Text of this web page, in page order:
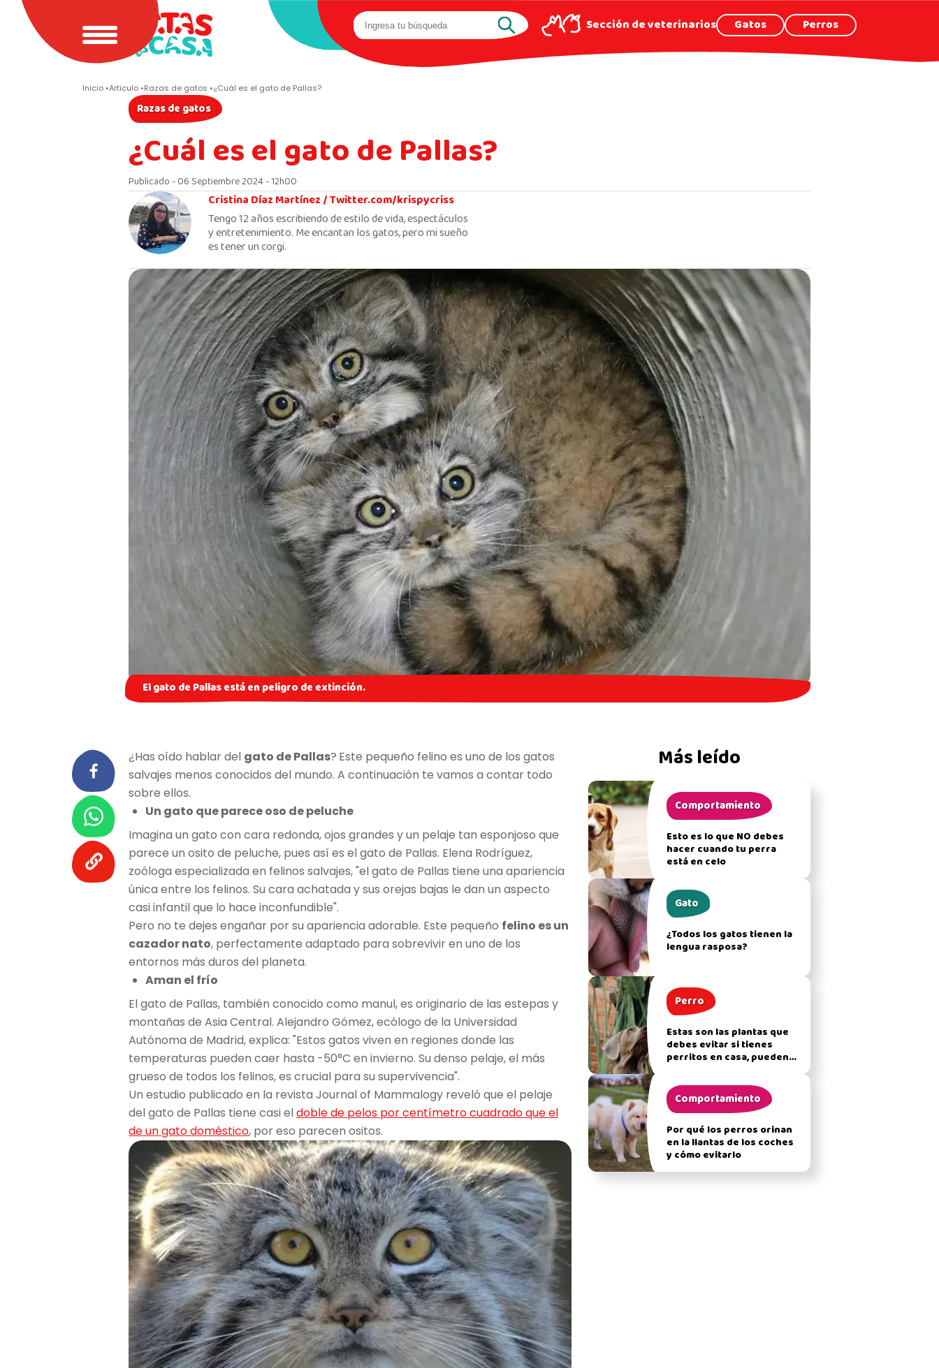
Sección de veterinarios Gatos Perros
Inicio Articulo Razas de gatos ¿Cuál es el gato de Pallas?
Razas de gatos
¿Cuál es el gato de Pallas?
Publicado - 06 Septiembre 2024 - 12h00
Cristina Díaz Martínez /Twitter.com/krispycriss
Tengo 12 años escribiendo de estilo de vida, espectáculos
y entretenimiento. Me encantan los gatos, pero mi sueño
es tener un corgi.
El gato de Pallas está en peligro de extinción.
¿Has oído hablar del gato de Pallas? Este pequeño felino es uno de los gatos
salvajes menos conocidos del mundo. A continuación te vamos a contar todo
sobre ellos.
Un gato que parece oso de peluche
Imagina un gato con cara redonda, ojos grandes y un pelaje tan esponjoso que
parece un osito de peluche, pues así es el gato de Pallas. Elena Rodríguez,
zoóloga especializada en felinos salvajes, "el gato de Pallas tiene una apariencia
única entre los felinos. Su cara achatada y sus orejas bajas le dan un aspecto
casi infantil que lo hace inconfundible".
Pero no te dejes engañar por su apariencia adorable. Este pequeño felino es un
cazador nato, perfectamente adaptado para sobrevivir en uno de los
entornos más duros del planeta.
Aman el frío
El gato de Pallas, también conocido como manul, es originario de las estepas y
montañas de Asia Central. Alejandro Gómez, ecólogo de la Universidad
Autónoma de Madrid, explica: "Estos gatos viven en regiones donde las
temperaturas pueden caer hasta -50°C en invierno. Su denso pelaje, el más
grueso de todos los felinos, es crucial para su supervivencia".
Un estudio publicado en la revista Journal of Mammalogy reveló que el pelaje
del gato de Pallas tiene casi eldoble de pelos por centímetro cuadrado que el
de un gato doméstico, por eso parecen ositos.
Más leído
Comportamiento
Esto es lo que NO debes
hacer cuando tu perra
está en celo
Gato
¿Todos los gatos tienen la
lengua rasposa?
Perro
Estas son las plantas que
debes evitar si tienes
perritos en casa, pueden
Comportamiento
Por qué los perros orinan
en la llantas de los coches
y cómo evitarlo